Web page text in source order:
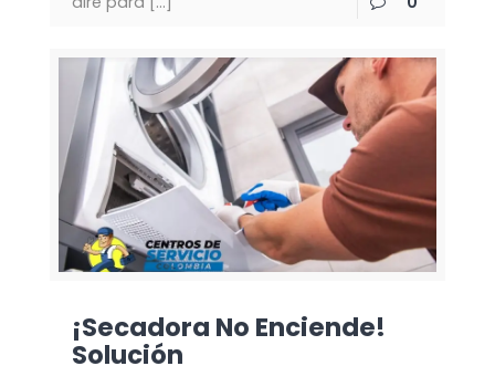
¡Secadora No Enciende!
Solución